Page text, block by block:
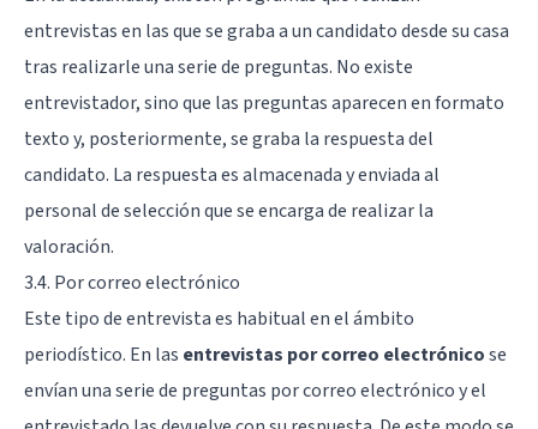
entrevistas en las que se graba a un candidato desde su casa
tras realizarle una serie de preguntas. No existe
entrevistador, sino que las preguntas aparecen en formato
texto y, posteriormente, se graba la respuesta del
candidato. La respuesta es almacenada y enviada al
personal de selección que se encarga de realizar la
valoración.
3.4. Por correo electrónico
Este tipo de entrevista es habitual en el ámbito
periodístico. En las entrevistas por correo electrónicose
envían una serie de preguntas por correo electrónico y el